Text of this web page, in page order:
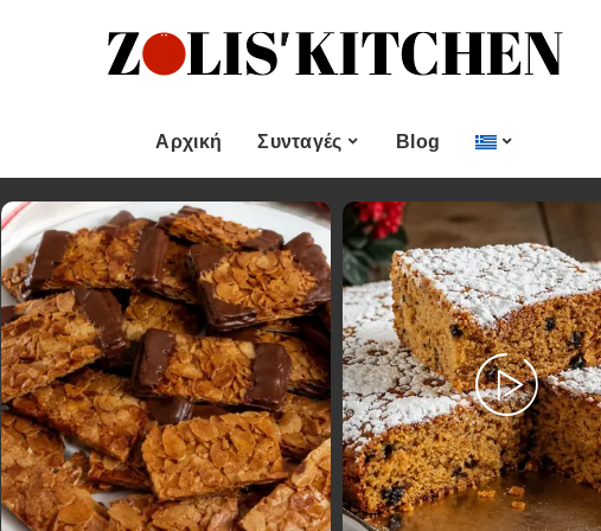
Αρχική Συνταγές
Κατηγορίες
Ορεκτικα & μεζεδες
Ψωμι
Κουλούρια και
Μπισκότα
Γλυκό και Επιδόρπιο
Ποτά και Χυμοί
Ψάρι και Θαλασσινά
Σάλτσες και Αλοιφές
Εποχιακές Συνταγές
Χριστουγεννιάτικες
Συνταγές
Πασχαλινές Συνταγές
Νηστίσιμες Συνταγές
Συνταγές για Αγίου
Βαλεντίνου
Blog
Γλυκό και Επιδόρπιο
Ποτά και Χυμοί
Ψάρι και Θαλασσινά
Σάλτσες και Αλοιφές
Κυρίως πιάτο
Κρέας
Ζυμαρικά
Πίτες και Ζύμες
Σαλάτες
Σνακ
Εποχιακές Συνταγές
Συνταγές για Αγίου
Βαλεντίνου